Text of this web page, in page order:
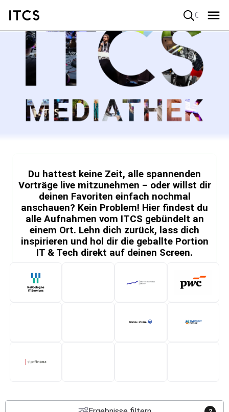
Du hattest keine Zeit, alle spannenden
Vorträge live mitzunehmen – oder willst dir
deinen Favoriten einfach nochmal
anschauen? Kein Problem! Hier findest du
alle Aufnahmen vom ITCS gebündelt an
einem Ort. Lehn dich zurück, lass dich
inspirieren und hol dir die geballte Portion
IT & Tech direkt auf deinen Screen.